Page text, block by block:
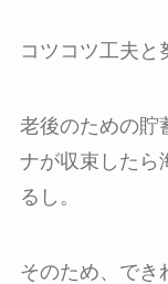
コツコツ工夫と
老後のための貯
ナが収束したら
るし。
そのため、でき